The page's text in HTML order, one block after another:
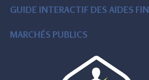
GUIDE INTERACTIF DES AIDES
MARCHÉS PUBLICS